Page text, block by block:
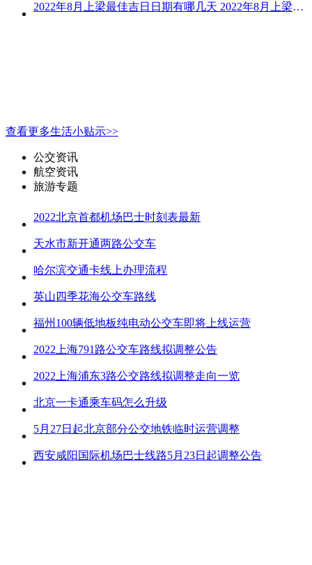
2022年8月上梁最佳吉日日期有哪几天 2022年8月上梁的黄道吉日
查看更多生活小贴示>>
公交资讯
航空资讯
旅游专题
2022北京首都机场巴士时刻表最新
天水市新开通两路公交车
哈尔滨交通卡线上办理流程
英山四季花海公交车路线
福州100辆低地板纯电动公交车即将上线运营
2022上海791路公交车路线拟调整公告
2022上海浦东3路公交路线拟调整走向一览
北京一卡通乘车码怎么升级
5月27日起北京部分公交地铁临时运营调整
西安咸阳国际机场巴士线路5月23日起调整公告